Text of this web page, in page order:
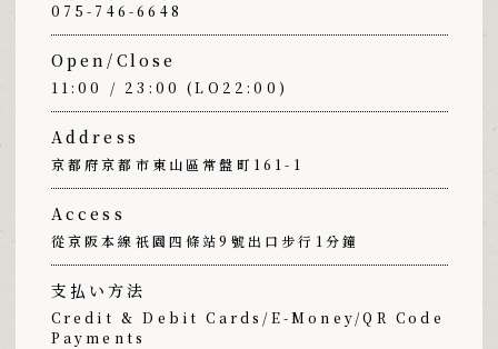
075-746-6648
Open/Close
11:00 / 23:00 (LO22:00)
Address
京都府京都市東山區常盤町161-1
Access
從京阪本線祇園四條站9號出口步行1分鐘
支払い方法
Credit & Debit Cards/E-Money/QR Code
Payments